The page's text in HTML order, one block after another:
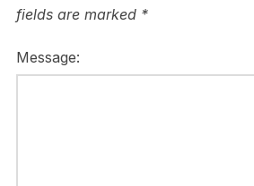
fields are marked *
Message: